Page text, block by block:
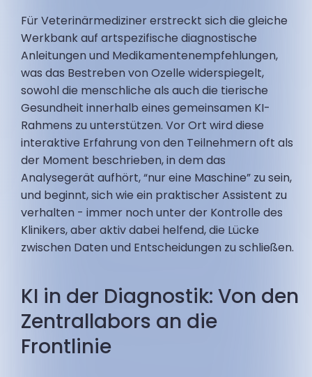
Für Veterinärmediziner erstreckt sich die gleiche
Werkbank auf artspezifische diagnostische
Anleitungen und Medikamentenempfehlungen,
was das Bestreben von Ozelle widerspiegelt,
sowohl die menschliche als auch die tierische
Gesundheit innerhalb eines gemeinsamen KI-
Rahmens zu unterstützen. Vor Ort wird diese
interaktive Erfahrung von den Teilnehmern oft als
der Moment beschrieben, in dem das
Analysegerät aufhört, “nur eine Maschine” zu sein,
und beginnt, sich wie ein praktischer Assistent zu
verhalten - immer noch unter der Kontrolle des
Klinikers, aber aktiv dabei helfend, die Lücke
zwischen Daten und Entscheidungen zu schließen.
KI in der Diagnostik: Von den
Zentrallabors an die
Frontlinie